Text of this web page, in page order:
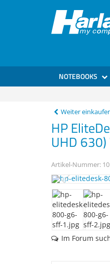
NOTEBOOKS
Weiter
HP
UHD
Artikel-Nummer:
Im Forum